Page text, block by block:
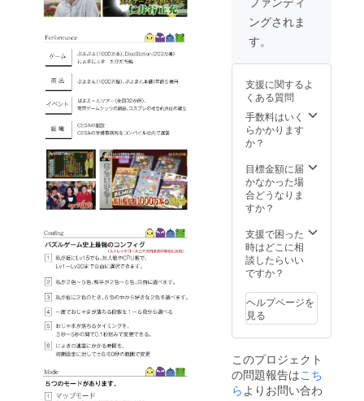
た６種
類の
ム中で
す。
ゲーム
中のコ
ンフィ
グで選
ます。
・企業
様の名
前の付
０エリ
アの寄
り道が
マップ
に入り
ます。
・ゲー
ム中の
フロー
ルに
（特
ングされま
す。
支援に関するよ
くある質問
手数料はいく
らかかります
か？
目標金額に届
かなかった場
合どうなりま
すか？
支援で困った
時はどこに相
談したらいい
ですか？
ヘルプページを
見る
このプロジェクト
の問題報告はこち
らよりお問い合わ